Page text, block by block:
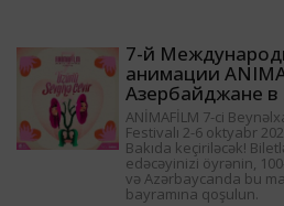
7-й
анимации
Азербайджане в
ANİMAFİLM 7-ci
Festivalı 2-6 oktyabr
Bakıda keçiriləcək!
edəcəyinizi öyrənin,
və Azərbaycanda bu
bayramına qoşulun.